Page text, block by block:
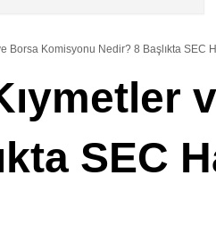
Borsa Komisyonu Nedir? 8 Başlıkta SEC
SEC